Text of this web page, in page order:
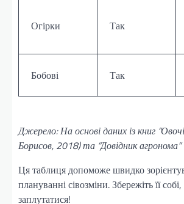
Огірки Так
Бобові Так
Джерело: На основі даних із книг
Борисов, 2018) та “Довідник
Ця таблиця допоможе швидко
плануванні сівозміни. Збережіть її
заплутатися!